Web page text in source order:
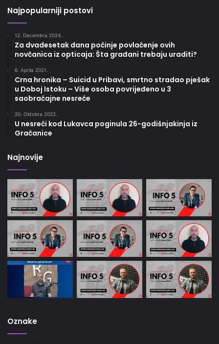
Najpopularniji postovi
12. Decembra 2024.
Za dvadesetak dana počinje povlačenje ovih
novčanica iz opticaja: Šta građani trebaju uraditi?
6. Aprila 2021.
Crna hronika – Suicid u Pribavi, smrtno stradao pješak
u Doboj Istoku – Više osoba povrijeđeno u 3
saobraćajne nesreće
20. Oktobra 2022.
U nesreći kod Lukavca poginula 26-godišnjakinja iz
Gračanice
Najnovije
Oznake